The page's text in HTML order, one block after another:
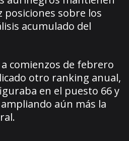
posiciones sobre los
acumulado del
comienzos de febrero
otro ranking anual,
en el puesto 66 y
aún más la